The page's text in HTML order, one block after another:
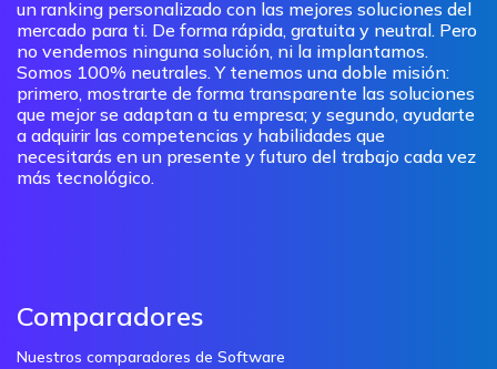
un ranking personalizado con las mejores soluciones del
mercado para ti. De forma rápida, gratuita y neutral. Pero
no vendemos ninguna solución, ni la implantamos.
Somos 100% neutrales. Y tenemos una doble misión:
primero, mostrarte de forma transparente las soluciones
que mejor se adaptan a tu empresa; y segundo, ayudarte
a adquirir las competencias y habilidades que
necesitarás en un presente y futuro del trabajo cada vez
más tecnológico.
Comparadores
Nuestros comparadores de Software